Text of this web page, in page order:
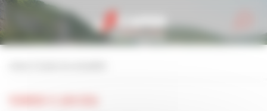
Personnaliser la gestion des cookies